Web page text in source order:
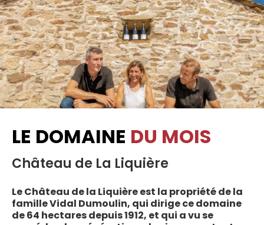
LE DOMAINE DU MOIS
Château de La Liquière
Le Château de la Liquière est la propriété de la
famille Vidal Dumoulin, qui dirige ce domaine
de 64 hectares depuis 1912, et qui a vu se